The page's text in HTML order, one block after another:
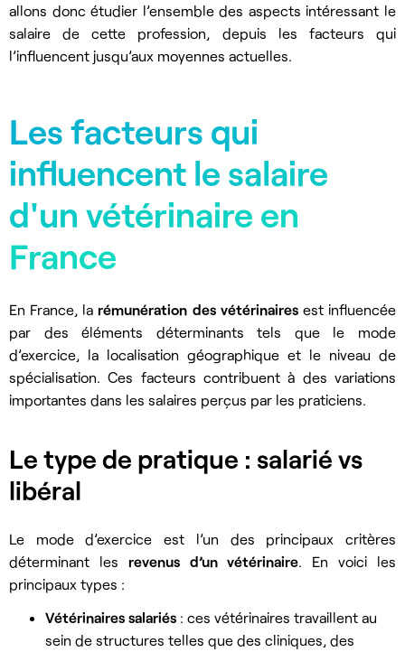
allons donc étudier l’ensemble des aspects intéressant le
salaire de cette profession, depuis les facteurs qui
l’influencent jusqu’aux moyennes actuelles.
Les facteurs qui
influencent le salaire
d'un vétérinaire en
France
En France, larémunération des vétérinairesest influencée
par des éléments déterminants tels que le mode
d’exercice, la localisation géographique et le niveau de
spécialisation. Ces facteurs contribuent à des variations
importantes dans les salaires perçus par les praticiens.
Le type de pratique : salarié vs
libéral
Le mode d’exercice est l’un des principaux critères
déterminant les revenus d’un vétérinaire. En voici les
principaux types :
Vétérinaires salariés : ces vétérinaires travaillent au
sein de structures telles que des cliniques, des